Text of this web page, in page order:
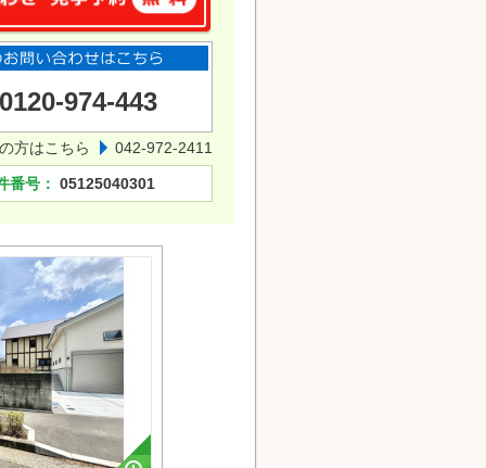
0120-974-443
方はこちら 042-972-2411
番号： 05125040301